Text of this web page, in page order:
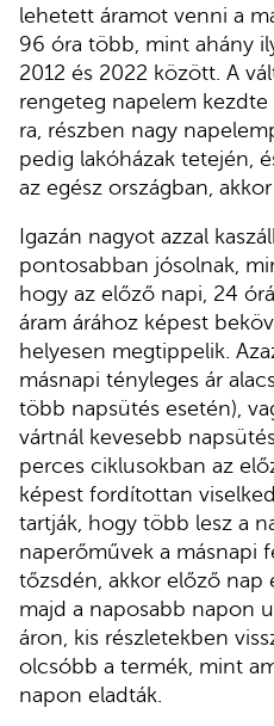
lehetett áramot venni a
96 óra több, mint ahány
2012 és 2022 között. A
rengeteg napelem
ra, részben nagy
pedig lakóházak tetején,
az egész országban,
Igazán nagyot azzal
pontosabban jósolnak,
hogy az előző napi, 24
áram árához képest
helyesen megtippelik.
másnapi tényleges ár
több napsütés esetén),
vártnál kevesebb
perces ciklusokban az
képest fordítottan
tartják, hogy több lesz a
naperőművek a másnapi
tőzsdén, akkor előző nap
majd a naposabb napon
áron, kis részletekben
olcsóbb a termék, mint
napon eladták.